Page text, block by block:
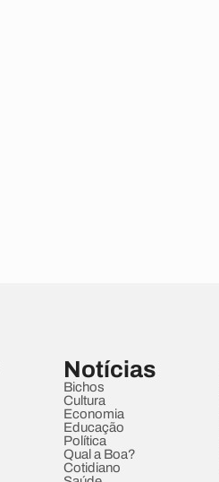
Notícias
Bichos
Cultura
Economia
Educação
Política
Qual a Boa?
Cotidiano